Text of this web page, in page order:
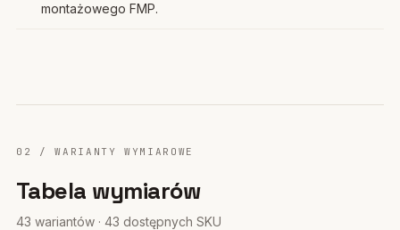
montażowego FMP.
02 / WARIANTY WYMIAROWE
Tabela wymiarów
43 wariantów · 43 dostępnych SKU